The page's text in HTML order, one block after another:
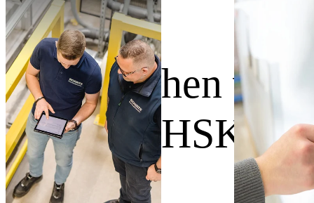
Dafür stehen wir.
Wir sind HSK.